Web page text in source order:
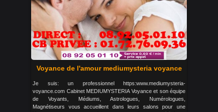
Voyance de l'amour mediumysteria voyance
Je suis: un professionnel https:www.mediumysteria-
voyance.com Cabinet MEDIUMYSTERIA Voyance et son équipe
de Voyants, Médiums, Astrologues, Numérologues,
Magnétiseurs vous accueillent dans leurs salons pour une